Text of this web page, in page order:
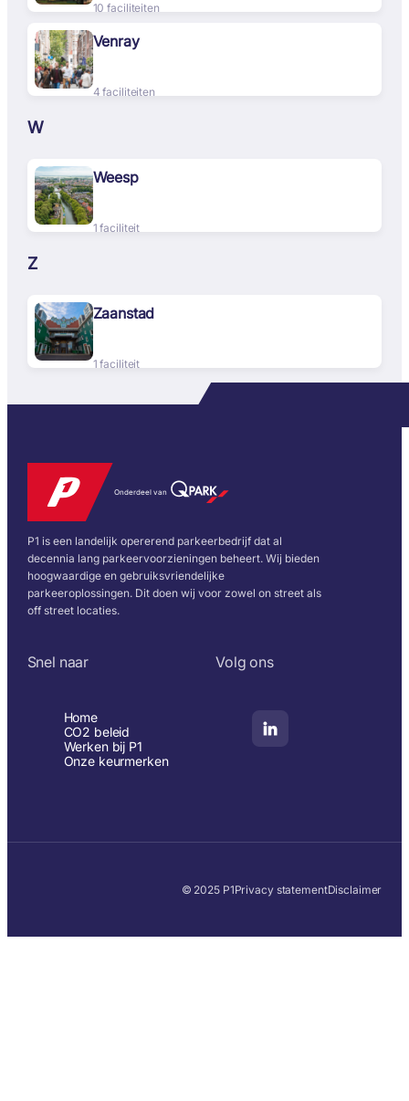
10 faciliteiten
Venray
4 faciliteiten
W
Weesp
1 faciliteit
Z
Zaanstad
1 faciliteit
Onderdeel van
P1 is een landelijk opererend parkeerbedrijf dat al
decennia lang parkeervoorzieningen beheert. Wij bieden
hoogwaardige en gebruiksvriendelijke
parkeeroplossingen. Dit doen wij voor zowel on street als
off street locaties.
Snel naar
Home
CO2 beleid
Werken bij P1
Onze keurmerken
Volg ons
© 2025 P1Privacy statementDisclaimer